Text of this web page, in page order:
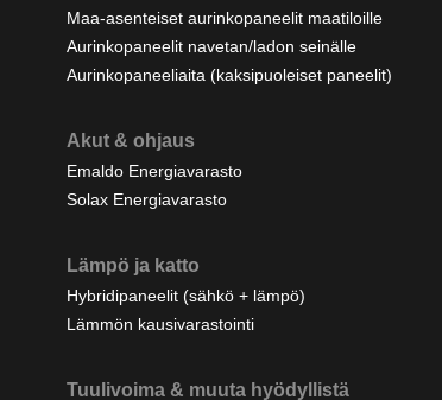
Maa-asenteiset aurinkopaneelit maatiloille
Aurinkopaneelit navetan/ladon seinälle
Aurinkopaneeliaita (kaksipuoleiset paneelit)
Akut & ohjaus
Emaldo Energiavarasto
Solax Energiavarasto
Lämpö ja katto
Hybridipaneelit (sähkö + lämpö)
Lämmön kausivarastointi
Tuulivoima & muuta hyödyllistä